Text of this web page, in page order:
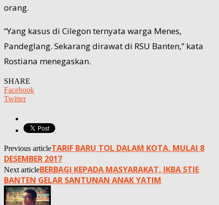
orang.
“Yang kasus di Cilegon ternyata warga Menes,
Pandeglang. Sekarang dirawat di RSU Banten,” kata
Rostiana menegaskan.
SHARE
Facebook
Twitter
Previous articleTARIF BARU TOL DALAM KOTA, MULAI 8
DESEMBER 2017
Next articleBERBAGI KEPADA MASYARAKAT, IKBA STIE
BANTEN GELAR SANTUNAN ANAK YATIM